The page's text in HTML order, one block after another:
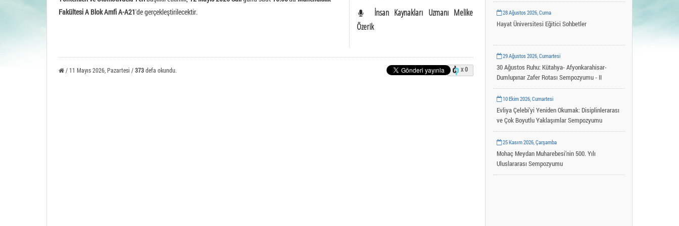
Uygulama ve Araştırma Merkezleri
YLSY Burs Programı
E-Posta Öğrenci İşlemleri
Fakültesi A Blok Amfi A-A21'de gerçekleştirilecektir.
İnsan Kaynakları Uzmanı Melike
Özerik
/ 11 Mayıs 2026, Pazartesi /373defa okundu. x 0
28 Ağustos 2026, Cuma
Hayat Üniversitesi Eğitici Sohbetler
29 Ağustos 2026, Cumartesi
30 Ağustos Ruhu: Kütahya- Afyonkarahisar-
Dumlupınar Zafer Rotası Sempozyumu - II
10 Ekim 2026, Cumartesi
Evliya Çelebi’yi Yeniden Okumak: Disiplinlerarası
ve Çok Boyutlu Yaklaşımlar Sempozyumu
25 Kasım 2026, Çarşamba
Mohaç Meydan Muharebesi’nin 500. Yılı
Uluslararası Sempozyumu